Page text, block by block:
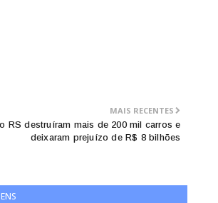
MAIS RECENTES
RS destruíram mais de 200 mil carros e
deixaram prejuízo de R$ 8 bilhões